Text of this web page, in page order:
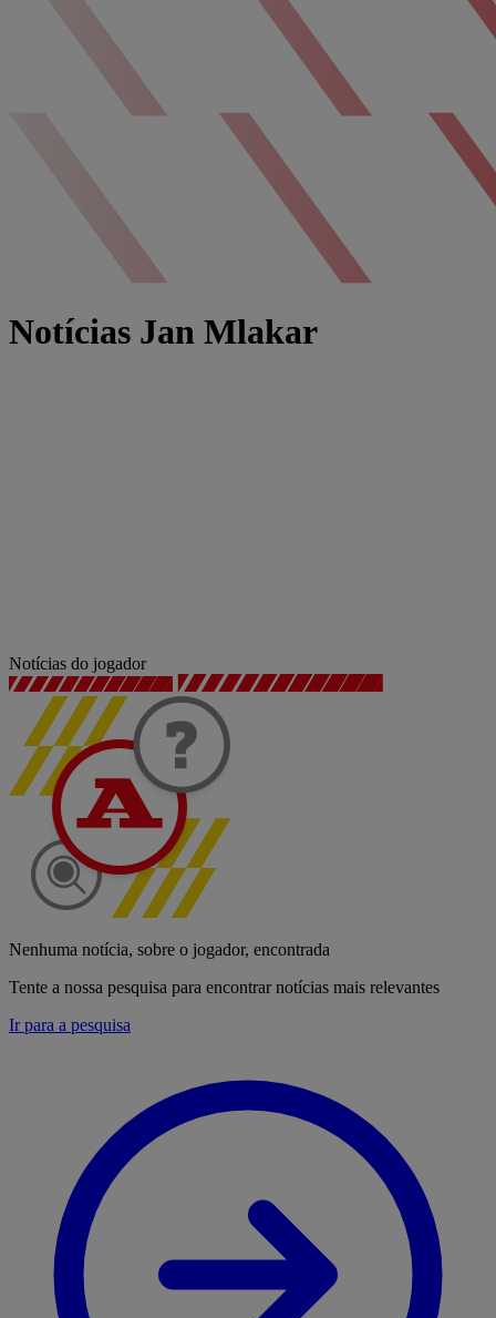
Notícias Jan Mlakar
Notícias do jogador
Nenhuma notícia, sobre o jogador, encontrada
Tente a nossa pesquisa para encontrar notícias mais relevantes
Ir para a pesquisa